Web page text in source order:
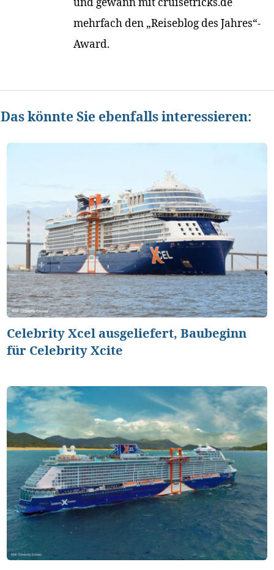
mehrfach den „Reiseblog des Jahres“-
Award.
Das könnte Sie ebenfalls interessieren:
Celebrity Xcel ausgeliefert, Baubeginn
für Celebrity Xcite